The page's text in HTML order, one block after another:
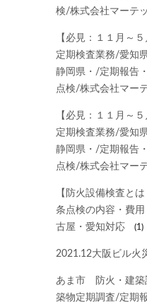
検/株式会社マーテ
【必見：１１月～
定期検査業務/愛知
静岡県・/定期報告
点検/株式会社マー
【必見：１１月～
定期検査業務/愛知
静岡県・/定期報告
点検/株式会社マー
【防火設備検査と
条点検の内容・費
古屋・愛知対応
(1)
2021.12大阪ビル火
あま市 防火・建築
築物定期調査/定期